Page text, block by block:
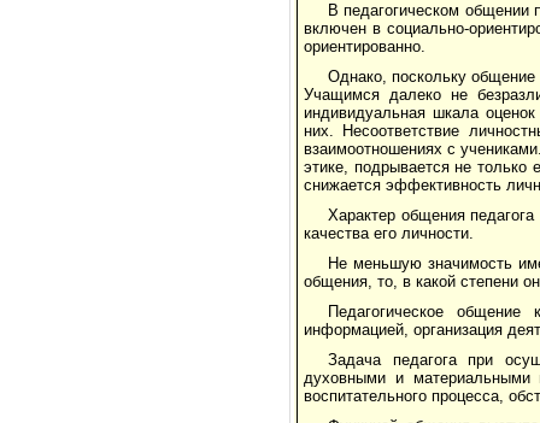
В педагогическом общении
включен в социально-
ориентированно.
Однако, поскольку общение
Учащимся далеко не
индивидуальная шкала
них. Несоответствие
взаимоотношениях с
этике, подрывается не только
снижается эффективность
Характер общения
качества его личности.
Не меньшую значимость
общения, то, в какой степени
Педагогическое общение
информацией, организация
Задача педагога при
духовными и материальными
воспитательного процесса,